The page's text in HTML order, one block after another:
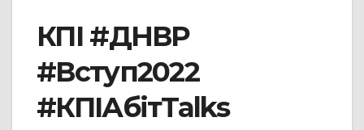
КПІ #ДНВР
#Вступ2022
#КПІАбітTalks